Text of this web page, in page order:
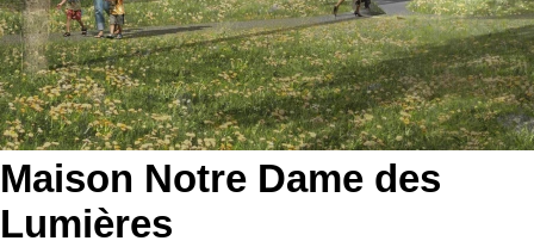
Maison Notre Dame des
Lumières